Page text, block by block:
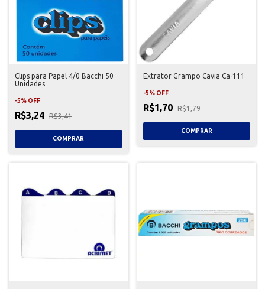
Clips para Papel 4/0 Bacchi 50
Unidades
-5% OFF
R$3,24 R$3,41
Extrator Grampo Cavia Ca-111
-5% OFF
R$1,70 R$1,79